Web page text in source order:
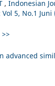
, Indonesian
5, No.1 Juni
>>
advanced